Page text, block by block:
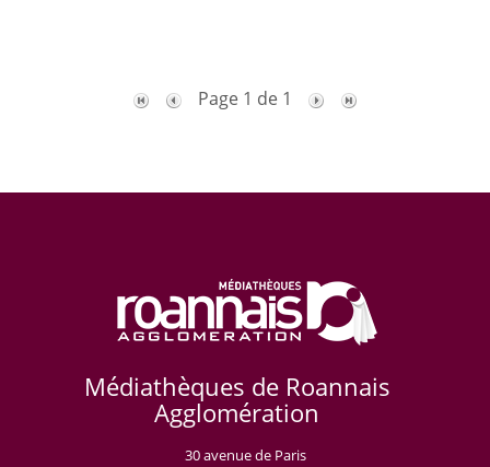
Page 1 de 1
Médiathèques de Roannais
Agglomération
30 avenue de Paris